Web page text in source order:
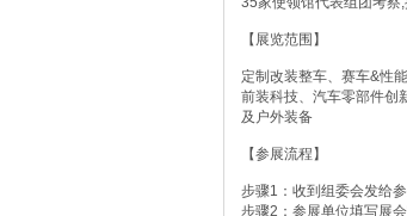
【展览范围】
定制改装整车、赛车&性
前装科技、汽车零部件创
及户外装备
【参展流程】
步骤1：收到组委会发给
步骤2：参展单位填写展